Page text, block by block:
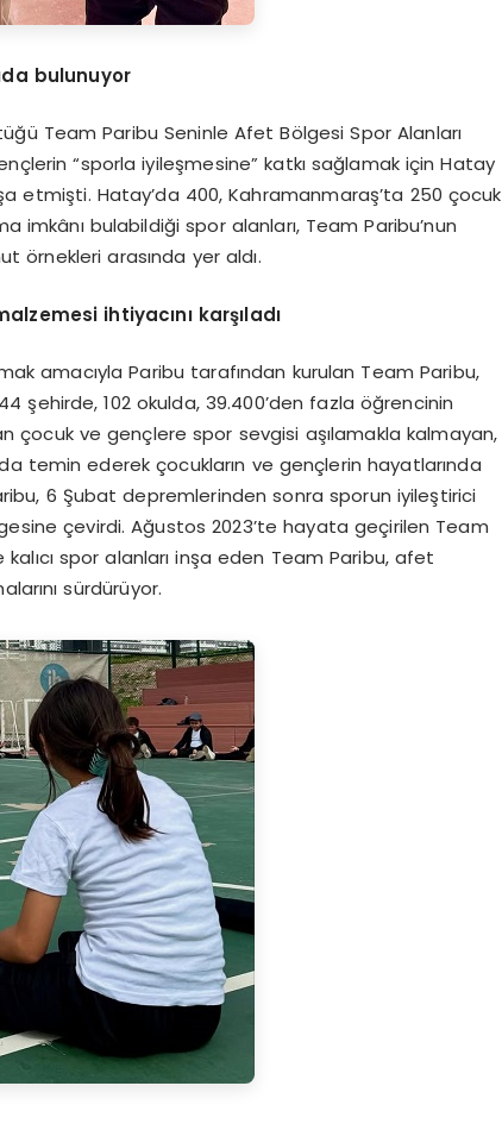
bulunuyor
Team Paribu Seninle Afet Bölgesi Spor Alanları
“sporla iyileşmesine” katkı sağlamak için Hatay
etmişti. Hatay’da 400, Kahramanmaraş’ta 250 çocuk
bulabildiği spor alanları, Team Paribu’nun
örnekleri arasında yer aldı.
ihtiyacını karşıladı
amacıyla Paribu tarafından kurulan Team Paribu,
şehirde, 102 okulda, 39.400’den fazla öğrencinin
çocuk ve gençlere spor sevgisi aşılamakla kalmayan,
temin ederek çocukların ve gençlerin hayatlarında
6 Şubat depremlerinden sonra sporun iyileştirici
çevirdi. Ağustos 2023’te hayata geçirilen Team
spor alanları inşa eden Team Paribu, afet
sürdürüyor.